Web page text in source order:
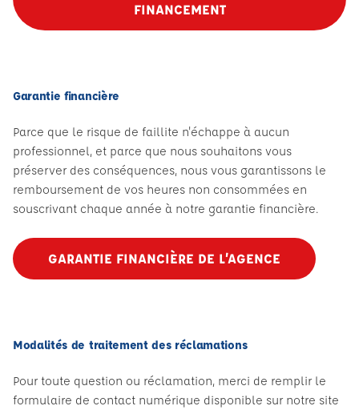
FINANCEMENT
Garantie financière
Parce que le risque de faillite n'échappe à aucun
professionnel, et parce que nous souhaitons vous
préserver des conséquences, nous vous garantissons le
remboursement de vos heures non consommées en
souscrivant chaque année à notre garantie financière.
GARANTIE FINANCIÈRE DE L’AGENCE
Modalités de traitement des réclamations
Pour toute question ou réclamation, merci de remplir le
formulaire de contact numérique disponible sur notre site